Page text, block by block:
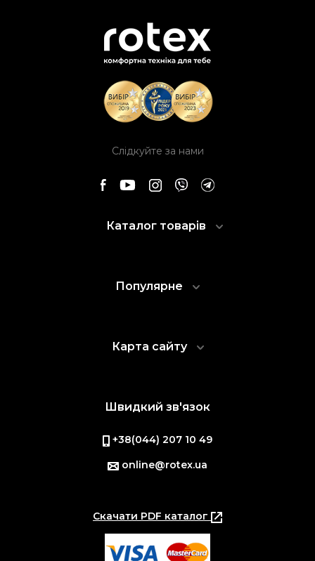
Слідкуйте за нами
Каталог товарів
Популярне
Карта сайту
Швидкий зв'язок
+38(044) 207 10 49
online@rotex.ua
Скачати PDF каталог